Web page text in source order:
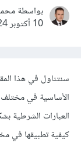
بواسطة
10 أكتوبر 2024
سنتناول في هذا
الأساسية في
كيفية تطبيقها في